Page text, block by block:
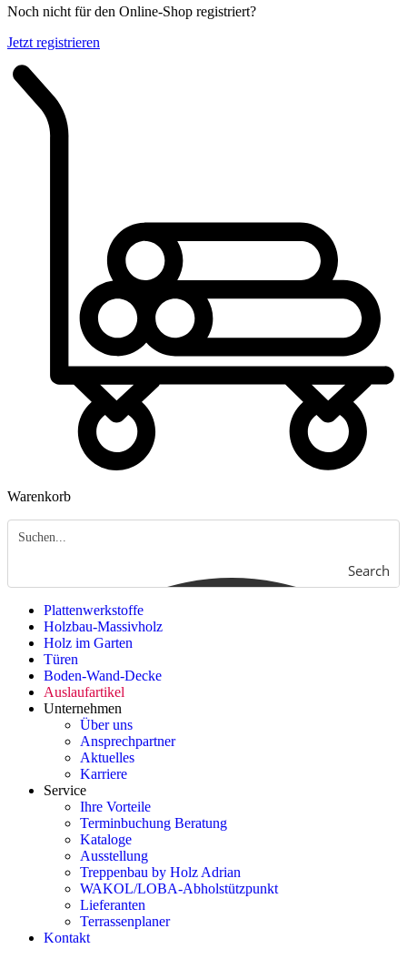
Noch nicht für den Online-Shop registriert?
Jetzt registrieren
Warenkorb
Search
Plattenwerkstoffe
Holzbau-Massivholz
Holz im Garten
Türen
Boden-Wand-Decke
Auslaufartikel
Unternehmen
Über uns
Ansprechpartner
Aktuelles
Karriere
Service
Ihre Vorteile
Terminbuchung Beratung
Kataloge
Ausstellung
Treppenbau by Holz Adrian
WAKOL/LOBA-Abholstützpunkt
Lieferanten
Terrassenplaner
Kontakt